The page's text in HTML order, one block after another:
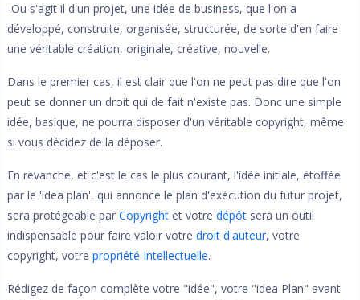
-Ou s'agit il d'un projet, une idée de business, que l'on a
développé, construite, organisée, structurée, de sorte d'en faire
une véritable création, originale, créative, nouvelle.
Dans le premier cas, il est clair que l'on ne peut pas dire que l'on
peut se donner un droit qui de fait n'existe pas. Donc une simple
idée, basique, ne pourra disposer d'un véritable copyright, même
si vous décidez de la déposer.
En revanche, et c'est le cas le plus courant, l'idée initiale, étoffée
par le 'idea plan', qui annonce le plan d'exécution du futur projet,
sera protégeable par Copyright et votre dépôt sera un outil
indispensable pour faire valoir votre droit d'auteur, votre
copyright, votre propriété Intellectuelle.
Rédigez de façon complète votre "idée", votre "idea Plan" avant